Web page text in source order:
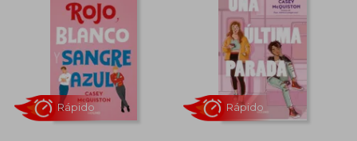
explorando temas como el poder del
tiempo y las conexiones humanas. Con
cada libro, McQuiston continúa
desafiando las convenciones de la
narrativa romántica, ofreciendo historias
inclusivas y accesibles para todo tipo de
lectores.